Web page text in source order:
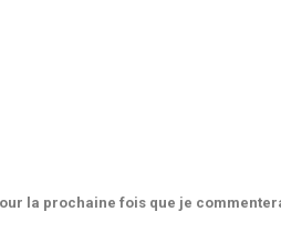
la prochaine fois que je